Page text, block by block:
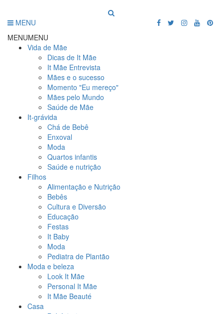
MENU
MENUMENU
Vida de Mãe
Dicas de It Mãe
It Mãe Entrevista
Mães e o sucesso
Momento "Eu mereço"
Mães pelo Mundo
Saúde de Mãe
It-grávida
Chá de Bebê
Enxoval
Moda
Quartos infantis
Saúde e nutrição
Filhos
Alimentação e Nutrição
Bebês
Cultura e Diversão
Educação
Festas
It Baby
Moda
Pediatra de Plantão
Moda e beleza
Look It Mãe
Personal It Mãe
It Mãe Beauté
Casa